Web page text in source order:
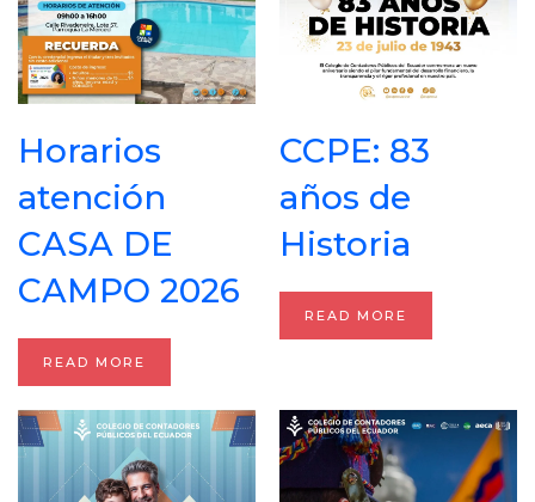
Horarios
atención
CASA DE
CAMPO 2026
READ MORE
CCPE: 83
años de
Historia
READ MORE